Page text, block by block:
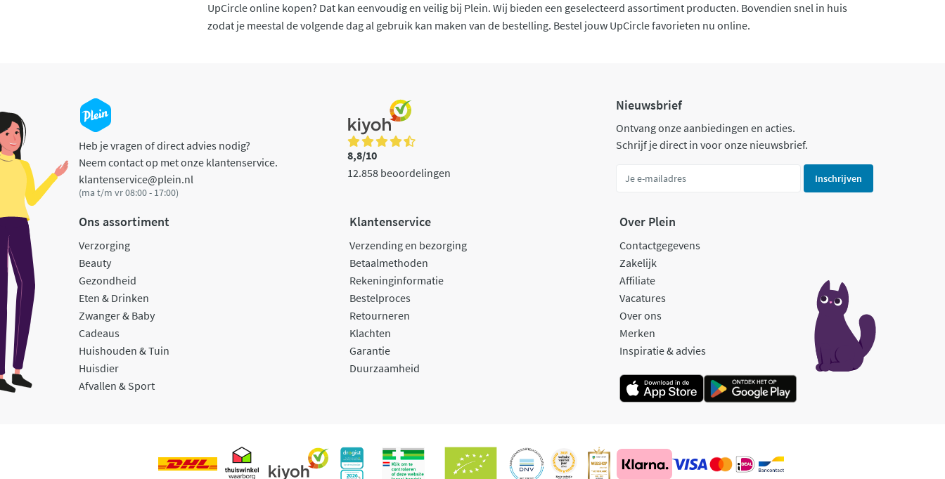
UpCircle online kopen? Dat kan eenvoudig en veilig bij Plein. Wij bieden een geselecteerd assortiment producten. Bovendien snel in huis
zodat je meestal de volgende dag al gebruik kan maken van de bestelling. Bestel jouw UpCircle favorieten nu online.
Heb je vragen of direct advies nodig?
Neem contact op met onze klantenservice.
klantenservice@plein.nl
(ma t/m vr 08:00 - 17:00)
8,8/10
12.858 beoordelingen
Nieuwsbrief
Ontvang onze aanbiedingen en acties.
Schrijf je direct in voor onze nieuwsbrief.
Inschrijven
Ons assortiment
Verzorging
Beauty
Gezondheid
Eten & Drinken
Zwanger & Baby
Cadeaus
Huishouden & Tuin
Huisdier
Afvallen & Sport
Klantenservice
Verzending en bezorging
Betaalmethoden
Rekeninginformatie
Bestelproces
Retourneren
Klachten
Garantie
Duurzaamheid
Over Plein
Contactgegevens
Zakelijk
Affiliate
Vacatures
Over ons
Merken
Inspiratie & advies